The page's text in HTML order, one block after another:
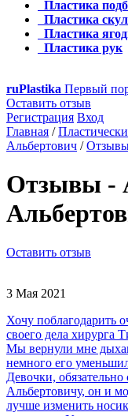
Пластика
Пластика скул
Пластика
Пластика рук
ruPlastika Первый
Оставить отзыв
Регистрация Вход
Главная /
Альбертович /
Отзывы -
Оставить отзыв
3 Мая 2021
Хочу поблагодарить
своего дела хирурга
Мы вернули мне
немного его
Девочки,
Альбертовичу, он и
лучше изменить